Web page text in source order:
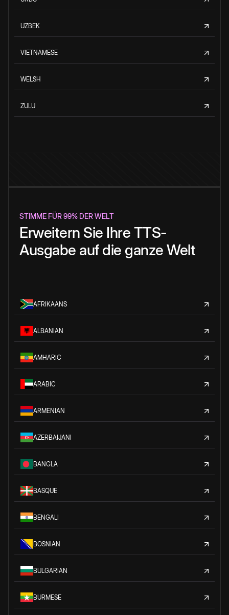
UZBEK
VIETNAMESE
WELSH
ZULU
STIMME FÜR 99% DER WELT
Erweitern Sie Ihre TTS-
Ausgabe auf die ganze Welt
AFRIKAANS
ALBANIAN
AMHARIC
ARABIC
ARMENIAN
AZERBAIJANI
BANGLA
BASQUE
BENGALI
BOSNIAN
BULGARIAN
BURMESE